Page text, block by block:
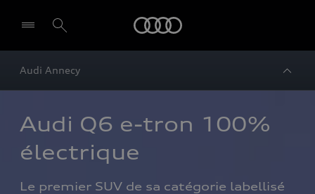
Audi Annecy
Audi Q6 e-tron 100%
électrique
Le premier SUV de sa catégorie labellisé